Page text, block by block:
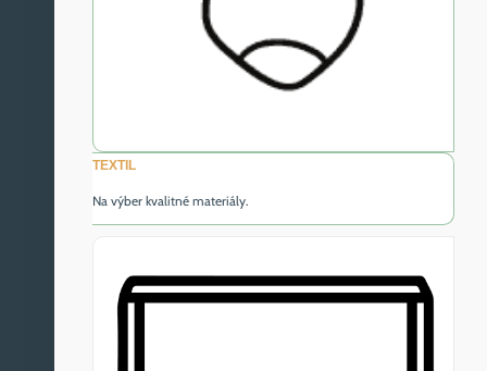
TEXTIL
Na výber kvalitné materiály.